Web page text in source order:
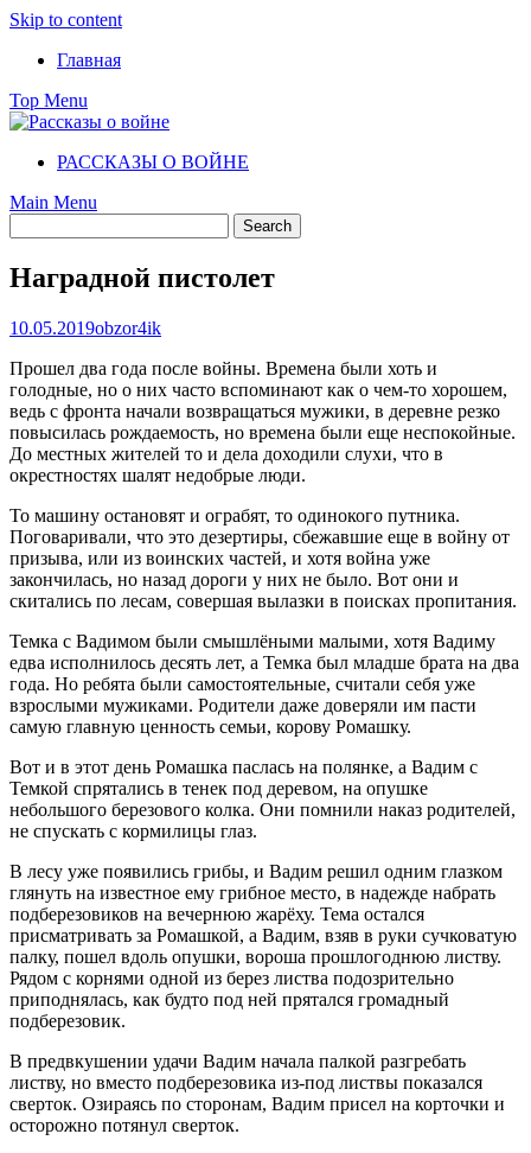
Skip to content
Главная
Top Menu
РАССКАЗЫ О ВОЙНЕ
Main Menu
Наградной пистолет
10.05.2019obzor4ik
Прошел два года после войны. Времена были хоть и
голодные, но о них часто вспоминают как о чем-то хорошем,
ведь с фронта начали возвращаться мужики, в деревне резко
повысилась рождаемость, но времена были еще неспокойные.
До местных жителей то и дела доходили слухи, что в
окрестностях шалят недобрые люди.
То машину остановят и ограбят, то одинокого путника.
Поговаривали, что это дезертиры, сбежавшие еще в войну от
призыва, или из воинских частей, и хотя война уже
закончилась, но назад дороги у них не было. Вот они и
скитались по лесам, совершая вылазки в поисках пропитания.
Темка с Вадимом были смышлёными малыми, хотя Вадиму
едва исполнилось десять лет, а Темка был младше брата на два
года. Но ребята были самостоятельные, считали себя уже
взрослыми мужиками. Родители даже доверяли им пасти
самую главную ценность семьи, корову Ромашку.
Вот и в этот день Ромашка паслась на полянке, а Вадим с
Темкой спрятались в тенек под деревом, на опушке
небольшого березового колка. Они помнили наказ родителей,
не спускать с кормилицы глаз.
В лесу уже появились грибы, и Вадим решил одним глазком
глянуть на известное ему грибное место, в надежде набрать
подберезовиков на вечернюю жарёху. Тема остался
присматривать за Ромашкой, а Вадим, взяв в руки сучковатую
палку, пошел вдоль опушки, вороша прошлогоднюю листву.
Рядом с корнями одной из берез листва подозрительно
приподнялась, как будто под ней прятался громадный
подберезовик.
В предвкушении удачи Вадим начала палкой разгребать
листву, но вместо подберезовика из-под листвы показался
сверток. Озираясь по сторонам, Вадим присел на корточки и
осторожно потянул сверток.